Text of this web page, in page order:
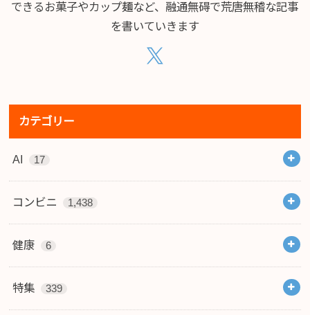
できるお菓子やカップ麺など、融通無碍で荒唐無稽な記事
を書いていきます
カテゴリー
AI 17
コンビニ 1,438
健康 6
特集 339